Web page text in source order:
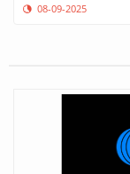
08-09-2025